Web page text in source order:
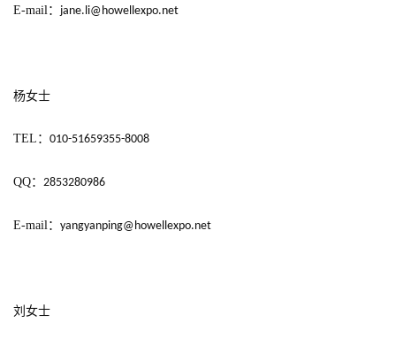
3
日
游
会
E-mail： jane.li@howellexpo.net
杨女士
TEL ： 010-51659355-8008
QQ： 2853280986
E-mail： yangyanping@howellexpo.net
刘女士